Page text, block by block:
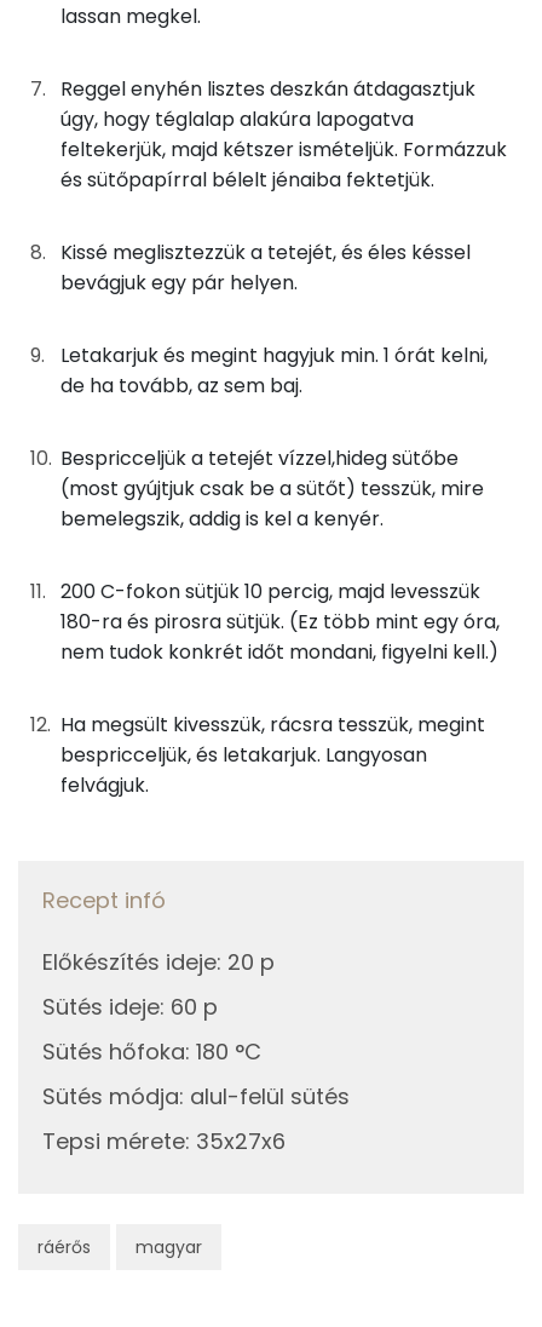
ráérős magyar
B6 vitamin:
Fehérje
Összesen 13.3 g
Zsír
Összesen
Telített zsírsav
0 g
Egyszeresen telítetlen zsírsav:
Többszörösen telítetlen zsírsav
1 g
Koleszterin
Ásványi anyagok
Összesen
1604.1 g
Szelén
44 mg
Nátrium
Réz
Mangán
lassan megkel.
Reggel enyhén lisztes deszkán átdagasztjuk
úgy, hogy téglalap alakúra lapogatva
feltekerjük, majd kétszer ismételjük. Formázzuk
és sütőpapírral bélelt jénaiba fektetjük.
Kissé meglisztezzük a tetejét, és éles késsel
bevágjuk egy pár helyen.
Letakarjuk és megint hagyjuk min. 1 órát kelni,
de ha tovább, az sem baj.
Bespricceljük a tetejét vízzel,hideg sütőbe
(most gyújtjuk csak be a sütőt) tesszük, mire
bemelegszik, addig is kel a kenyér.
200 C-fokon sütjük 10 percig, majd levesszük
180-ra és pirosra sütjük. (Ez több mint egy óra,
nem tudok konkrét időt mondani, figyelni kell.)
Ha megsült kivesszük, rácsra tesszük, megint
bespricceljük, és letakarjuk. Langyosan
felvágjuk.
Recept infó
Előkészítés ideje: 20 p
Sütés ideje: 60 p
Sütés hőfoka: 180 °C
Sütés módja: alul-felül sütés
Tepsi mérete: 35x27x6